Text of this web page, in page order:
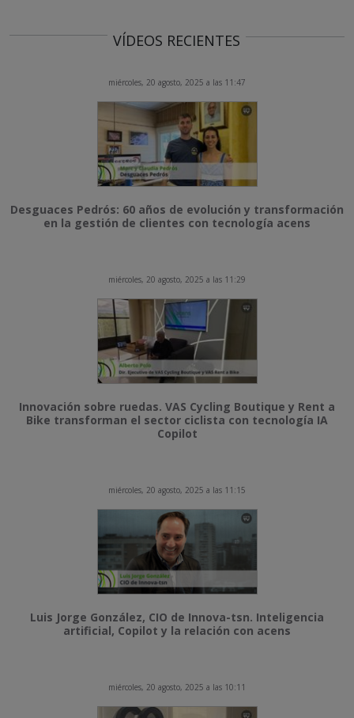
VÍDEOS RECIENTES
miércoles, 20 agosto, 2025 a las 11:47
Desguaces Pedrós: 60 años de evolución y transformación
en la gestión de clientes con tecnología acens
miércoles, 20 agosto, 2025 a las 11:29
Innovación sobre ruedas. VAS Cycling Boutique y Rent a
Bike transforman el sector ciclista con tecnología IA
Copilot
miércoles, 20 agosto, 2025 a las 11:15
Luis Jorge González, CIO de Innova-tsn. Inteligencia
artificial, Copilot y la relación con acens
miércoles, 20 agosto, 2025 a las 10:11